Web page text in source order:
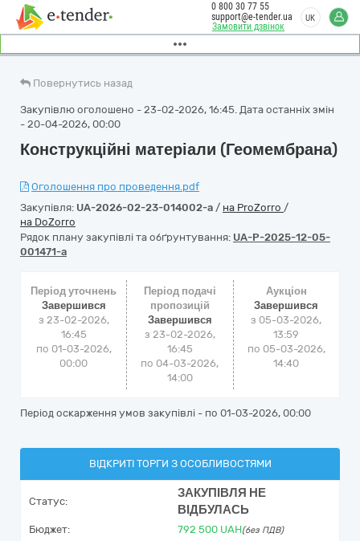
Замовити дзвінок
0 800 30 77 55
support@e-tender.ua
UK
Повернутись назад
Закупівлю оголошено - 23-02-2026, 16:45. Дата останніх змін
- 20-04-2026, 00:00
Конструкційні матеріали (Геомембрана)
Оголошення про проведення.pdf
Закупівля: UA-2026-02-23-014002-a / на ProZorro /
на DoZorro
Рядок плану закупівлі та обґрунтування: UA-P-2025-12-05-
001471-a
Період уточнень
Завершився
з 23-02-2026,
16:45
по 01-03-2026,
00:00
Період подачі
пропозицій
Завершився
з 23-02-2026,
16:45
по 04-03-2026,
14:00
Аукціон
Завершився
з 05-03-2026,
13:59
по 05-03-2026,
14:40
Період оскарження умов закупівлі - по 01-03-2026, 00:00
ВІДКРИТІ ТОРГИ З ОСОБЛИВОСТЯМИ
Статус:
ЗАКУПІВЛЯ НЕ
ВІДБУЛАСЬ
Бюджет: 792 500 UAH(без ПДВ)